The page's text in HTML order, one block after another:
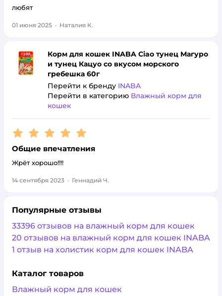
любят
01 июня 2025 · Наталия К.
Корм для кошек INABA Ciao тунец Магуро
и тунец Кацуо со вкусом морского
гребешка 60г
Перейти к бренду INABA
Перейти в категорию Влажный корм для
кошек
Рейтинг:5
Общие впечатления
Жрёт хорошо!!!!
14 сентября 2023 · Геннадий Ч.
Популярные отзывы
33396 отзывов на влажный корм для кошек
20 отзывов на влажный корм для кошек INABA
1 отзыв на холистик корм для кошек INABA
Каталог товаров
Влажный корм для кошек